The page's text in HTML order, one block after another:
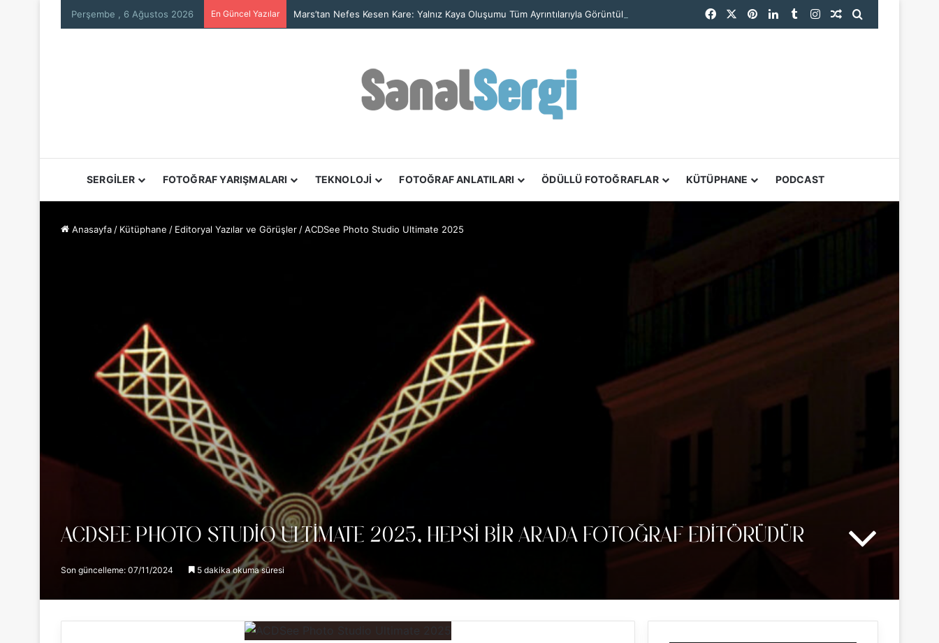
Perşembe , 6 Ağustos 2026 En Güncel Yazılar Mars’tan Nefes Kesen Kare: Yalnız Kaya Oluşumu Tüm Ayrıntılarıyla Görüntülendi FacebookPinterestLinkedInTumblrInstagramRastgele Makale
SERGİLER FOTOĞRAF YARIŞMALARI TEKNOLOJİ FOTOĞRAF ANLATILARI ÖDÜLLÜ FOTOĞRAFLAR KÜTÜPHANE PODCAST
Anasayfa / Kütüphane / Editoryal Yazılar ve Görüşler /ACDSee Photo Studio Ultimate 2025
ACDSEE PHOTO STUDIO ULTIMATE 2025, HEPSI BIR ARADA FOTOĞRAF EDITÖRÜDÜR
Son güncelleme: 07/11/2024 5 dakika okuma süresi